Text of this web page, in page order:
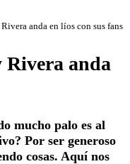
anda en líos con sus fans
Rivera anda
mucho palo es al
Por ser generoso
cosas. Aquí nos